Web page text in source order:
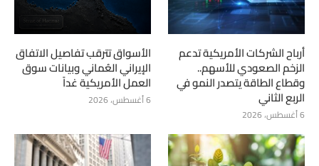
أرباح الشركات الأمريكية تدعم
الزخم الصعودي للأسهم..
وقطاع الطاقة يتصدر النمو في
الربع الثاني
6 أغسطس، 2026
الأسواق تترقب تفاصيل الاتفاق
الإيراني العُماني وبيانات سوق
العمل الأمريكية غداً
6 أغسطس، 2026